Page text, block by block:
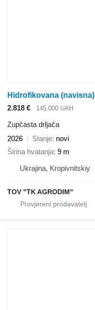
Hidrofikovana (navisna)
2.818 €
145.000 UAH
Zupčasta drljača
2026
Stanje novi
Širina hvatanja 9 m
Ukrajina, Kropivnitskiy
TOV "TK AGRODIM"